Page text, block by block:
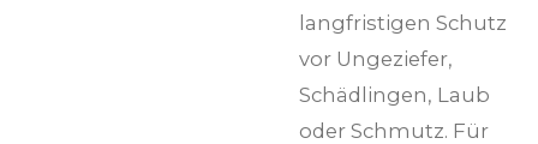
langfristigen Schutz
vor Ungeziefer,
Schädlingen, Laub
oder Schmutz. Für